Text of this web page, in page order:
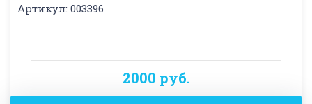
Артикул: 003396
2000 руб.